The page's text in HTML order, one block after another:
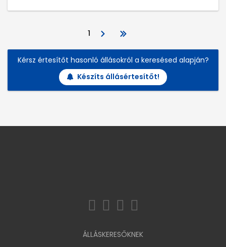
1
Kérsz értesítőt hasonló állásokról a keresésed alapján?
Készíts állásértesítőt!
ÁLLÁSKERESŐKNEK